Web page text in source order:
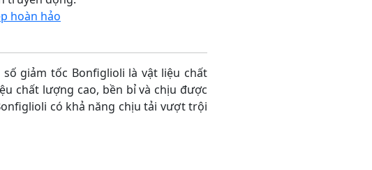
hoàn hảo
giảm tốc Bonfiglioli là vật liệu chất
chất lượng cao, bền bỉ và chịu được
có khả năng chịu tải vượt trội